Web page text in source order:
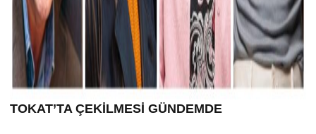
TOKAT’TA ÇEKİLMESİ GÜNDEMDE